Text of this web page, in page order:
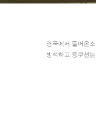
영국에서 들어온
방석하고 등쿠션